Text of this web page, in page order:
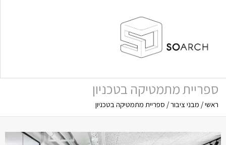
תפריט
ספריית מתמטיקה בטכניון
ראשי/ מבני ציבור/ ספריית מתמטיקה בטכניון